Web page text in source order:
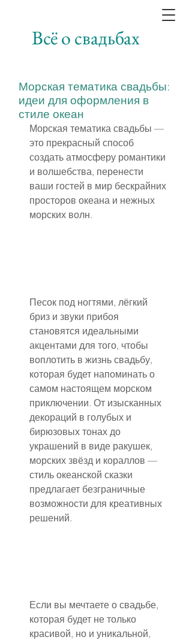
Всё о свадьбах
Морская тематика свадьбы:
идеи для оформления в
стиле океан
Морская тематика свадьбы —
это прекрасный способ
создать атмосферу романтики
и волшебства, перенести
ваши гостей в мир бескрайних
просторов океана и нежных
морских волн.
Песок под ногтями, лёгкий
бриз и звуки прибоя
становятся идеальными
акцентами для того, чтобы
воплотить в жизнь свадьбу,
которая будет напоминать о
самом настоящем морском
приключении. От изысканных
декораций в голубых и
бирюзовых тонах до
украшений в виде ракушек,
морских звёзд и кораллов —
стиль океанской сказки
предлагает безграничные
возможности для креативных
решений.
Если вы мечтаете о свадьбе,
которая будет не только
красивой, но и уникальной,